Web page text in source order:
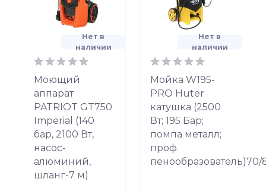
Нет в
наличии
Моющий
аппарат
PATRIOT GT750
Imperial (140
бар, 2100 Вт,
насос-
алюминий,
шланг-7 м)
Нет в
наличии
Мойка W195-
PRO Huter
катушка (2500
Вт; 195 Бар;
помпа металл;
проф.
пенообразователь)70/